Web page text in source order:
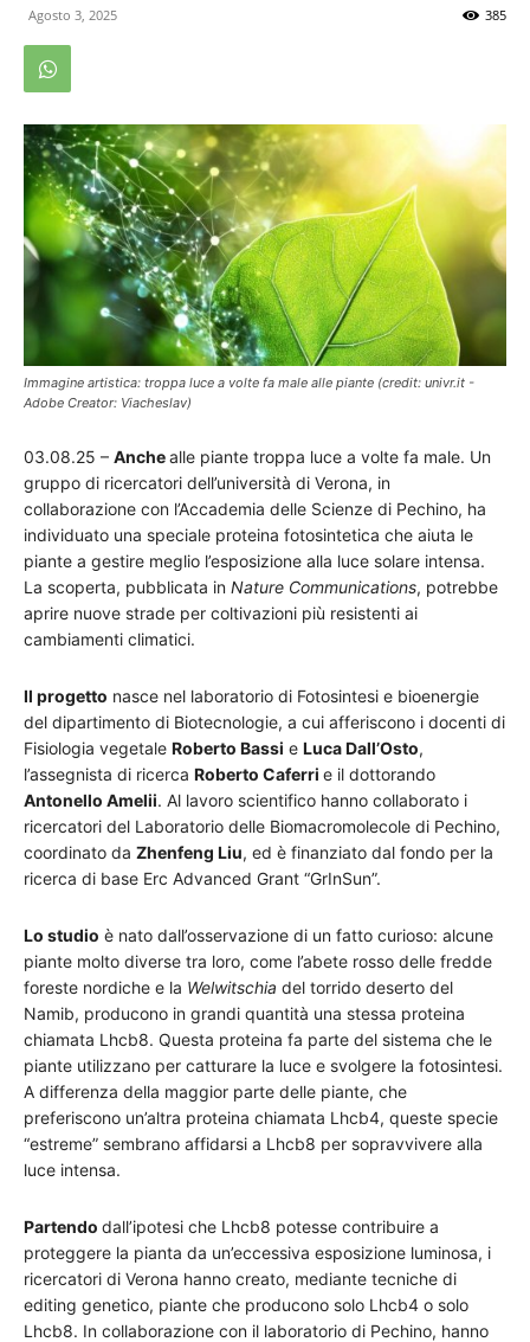
Agosto 3, 2025 385
Immagine artistica: troppa luce a volte fa male alle piante (credit: univr.it -
Adobe Creator: Viacheslav)
03.08.25 – Anchealle piante troppa luce a volte fa male. Un
gruppo di ricercatori dell’università di Verona, in
collaborazione con l’Accademia delle Scienze di Pechino, ha
individuato una speciale proteina fotosintetica che aiuta le
piante a gestire meglio l’esposizione alla luce solare intensa.
La scoperta, pubblicata in Nature Communications, potrebbe
aprire nuove strade per coltivazioni più resistenti ai
cambiamenti climatici.
Il progetto nasce nel laboratorio di Fotosintesi e bioenergie
del dipartimento di Biotecnologie, a cui afferiscono i docenti di
Fisiologia vegetale Roberto Bassi e Luca Dall’Osto,
l’assegnista di ricerca Roberto Caferri e il dottorando
Antonello Amelii. Al lavoro scientifico hanno collaborato i
ricercatori del Laboratorio delle Biomacromolecole di Pechino,
coordinato da Zhenfeng Liu, ed è finanziato dal fondo per la
ricerca di base Erc Advanced Grant “GrInSun”.
Lo studio è nato dall’osservazione di un fatto curioso: alcune
piante molto diverse tra loro, come l’abete rosso delle fredde
foreste nordiche e la Welwitschia del torrido deserto del
Namib, producono in grandi quantità una stessa proteina
chiamata Lhcb8. Questa proteina fa parte del sistema che le
piante utilizzano per catturare la luce e svolgere la fotosintesi.
A differenza della maggior parte delle piante, che
preferiscono un’altra proteina chiamata Lhcb4, queste specie
“estreme” sembrano affidarsi a Lhcb8 per sopravvivere alla
luce intensa.
Partendo dall’ipotesi che Lhcb8 potesse contribuire a
proteggere la pianta da un’eccessiva esposizione luminosa, i
ricercatori di Verona hanno creato, mediante tecniche di
editing genetico, piante che producono solo Lhcb4 o solo
Lhcb8. In collaborazione con il laboratorio di Pechino, hanno